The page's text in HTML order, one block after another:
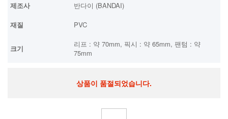
제조사
반다이 (BANDAI)
재질
PVC
크기
리프 : 약 70mm, 픽시 : 약 65mm, 팬텀 : 약
75mm
상품이 품절되었습니다.